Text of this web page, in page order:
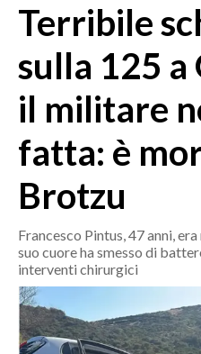
SASSARI E PROVINCIA
GALLURA
OGLIASTRA
AGENDA
CRONACA
ITALIA
MONDO
ECONOMIA
Terribile
sulla 125 a
il militare
fatta: è
Brotzu
Francesco Pintus, 47 anni,
suo cuore ha smesso di
interventi chirurgici